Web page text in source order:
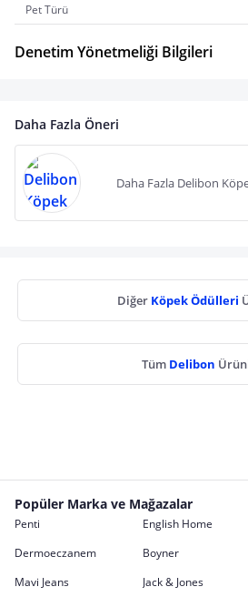
Pet Türü
Denetim Yönetmeliği Bilgileri
Daha Fazla Öneri
Daha Fazla Delibon
Diğer Köpek Ödülleri
Tüm Delibon
Popüler Marka ve Mağazalar
Penti English Home
Dermoeczanem
Boyner
Mavi Jeans
Jack & Jones